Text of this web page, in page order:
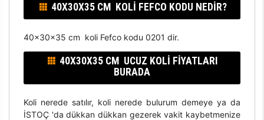
40X30X35 CM KOLI FEFCO KODU NEDIR?
40x30x35 cm koli Fefco kodu 0201 dir.
40X30X35 CM UCUZ KOLI FIYATLARI
BURADA
Koli nerede satılır, koli nerede bulurum demeye ya da
İSTOÇ 'da dükkan dükkan gezerek vakit kaybetmenize